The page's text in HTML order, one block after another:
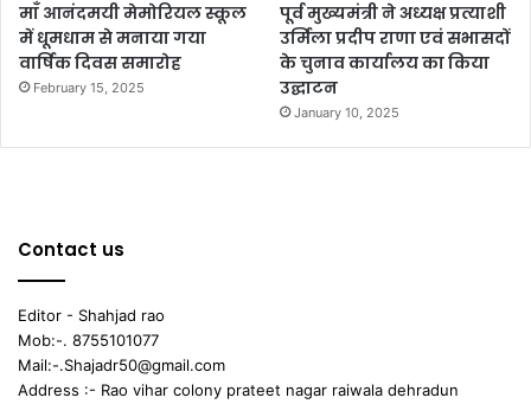
माँ आनंदमयी मेमोरियल स्कूल
में धूमधाम से मनाया गया
वार्षिक दिवस समारोह
February 15, 2025
पूर्व मुख्यमंत्री ने अध्यक्ष प्रत्याशी
उर्मिला प्रदीप राणा एवं सभासदों
के चुनाव कार्यालय का किया
उद्घाटन
January 10, 2025
Contact us
Editor - Shahjad rao
Mob:-. 8755101077
Mail:-.Shajadr50@gmail.com
Address :- Rao vihar colony prateet nagar raiwala dehradun